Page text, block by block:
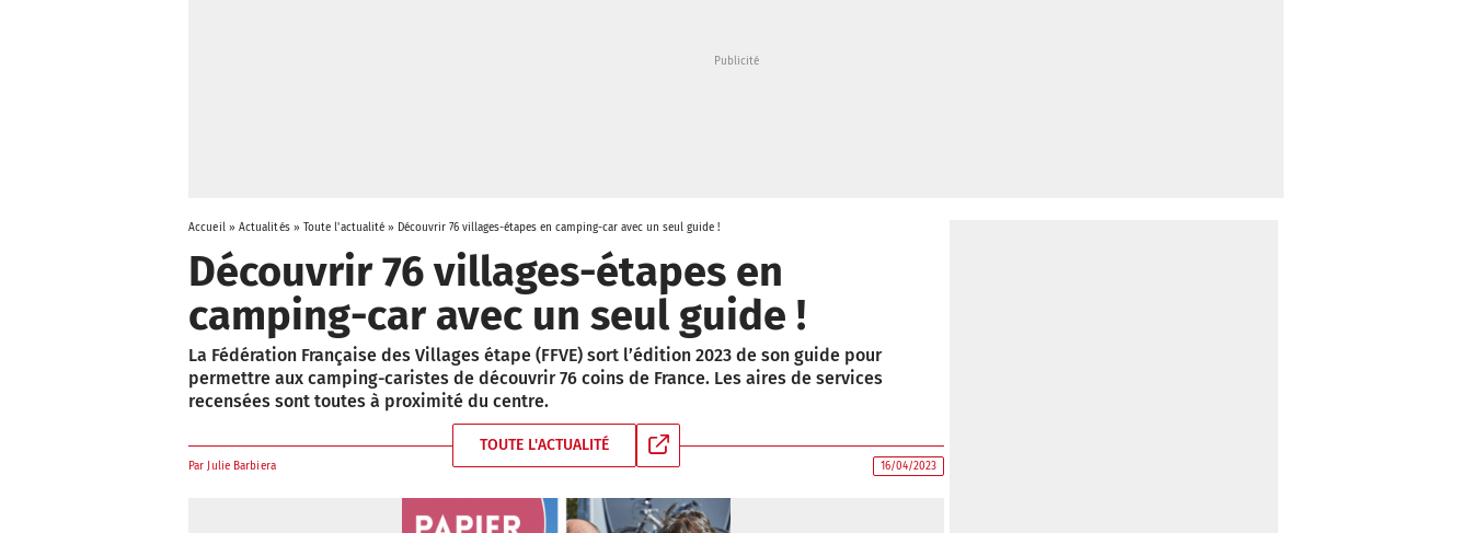
Accueil» Actualités» Toute l'actualité » Découvrir 76 villages-étapes en camping-car avec un seul guide !
Découvrir 76 villages-étapes en
camping-car avec un seul guide !
La Fédération Française des Villages étape (FFVE) sort l’édition 2023 de son guide pour
permettre aux camping-caristes de découvrir 76 coins de France. Les aires de services
recensées sont toutes à proximité du centre.
TOUTE L'ACTUALITÉ
Par Julie Barbiera 16/04/2023